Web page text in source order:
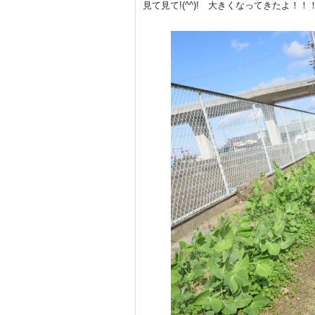
見て見て!(^^)! 大きくなってきたよ！！